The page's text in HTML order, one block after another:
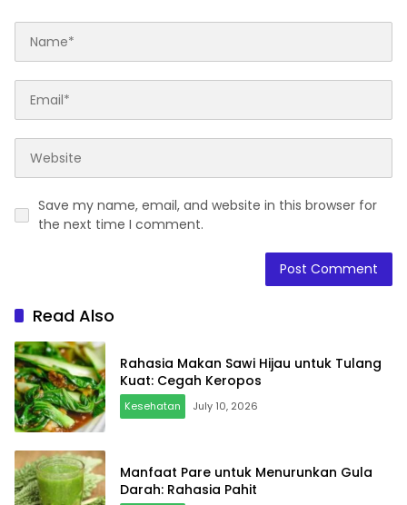
Save my name, email, and website in this browser for
the next time I comment.
Read Also
Rahasia Makan Sawi Hijau untuk Tulang
Kuat: Cegah Keropos
Kesehatan July 10, 2026
Manfaat Pare untuk Menurunkan Gula
Darah: Rahasia Pahit